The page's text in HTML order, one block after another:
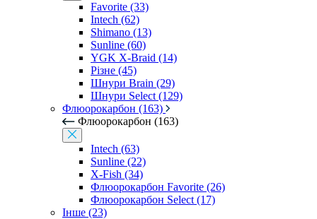
Favorite (33)
Intech (62)
Shimano (13)
Sunline (60)
YGK X-Braid (14)
Різне (45)
Шнури Brain (29)
Шнури Select (129)
Флюорокарбон (163)
Флюорокарбон (163)
Intech (63)
Sunline (22)
X-Fish (34)
Флюорокарбон Favorite (26)
Флюорокарбон Select (17)
Інше (23)